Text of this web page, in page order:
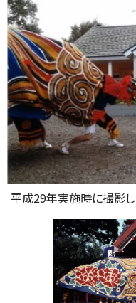
平成29年実施時に撮影